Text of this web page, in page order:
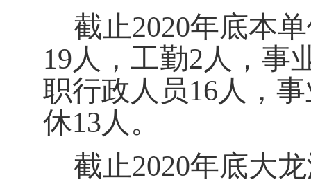
截止2020年底本
19人，工勤2 人，事
职行政人员16人，
休13人。
截止2020年底大